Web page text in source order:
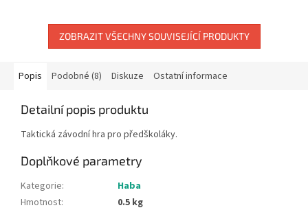
ZOBRAZIT VŠECHNY SOUVISEJÍCÍ PRODUKTY
Popis Podobné (8) Diskuze Ostatní informace
Detailní popis produktu
Taktická závodní hra pro předškoláky.
Doplňkové parametry
Kategorie:
Haba
Hmotnost:
0.5 kg